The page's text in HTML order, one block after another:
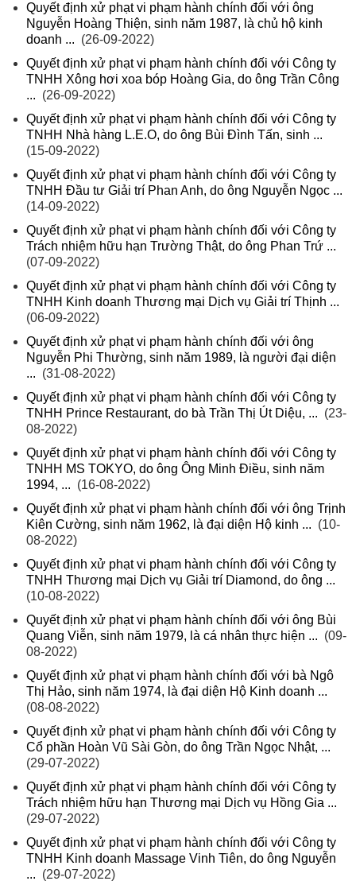
Quyết định xử phạt vi phạm hành chính đối với ông
Nguyễn Hoàng Thiện, sinh năm 1987, là chủ hộ kinh
doanh ... (26-09-2022)
Quyết định xử phạt vi phạm hành chính đối với Công ty
TNHH Xông hơi xoa bóp Hoàng Gia, do ông Trần Công
... (26-09-2022)
Quyết định xử phạt vi phạm hành chính đối với Công ty
TNHH Nhà hàng L.E.O, do ông Bùi Đình Tấn, sinh ...
(15-09-2022)
Quyết định xử phạt vi phạm hành chính đối với Công ty
TNHH Đầu tư Giải trí Phan Anh, do ông Nguyễn Ngọc ...
(14-09-2022)
Quyết định xử phạt vi phạm hành chính đối với Công ty
Trách nhiệm hữu hạn Trường Thật, do ông Phan Trứ ...
(07-09-2022)
Quyết định xử phạt vi phạm hành chính đối với Công ty
TNHH Kinh doanh Thương mại Dịch vụ Giải trí Thịnh ...
(06-09-2022)
Quyết định xử phạt vi phạm hành chính đối với ông
Nguyễn Phi Thường, sinh năm 1989, là người đại diện
... (31-08-2022)
Quyết định xử phạt vi phạm hành chính đối với Công ty
TNHH Prince Restaurant, do bà Trần Thị Út Diệu, ... (23-
08-2022)
Quyết định xử phạt vi phạm hành chính đối với Công ty
TNHH MS TOKYO, do ông Ông Minh Điều, sinh năm
1994, ... (16-08-2022)
Quyết định xử phạt vi phạm hành chính đối với ông Trịnh
Kiên Cường, sinh năm 1962, là đại diện Hộ kinh ... (10-
08-2022)
Quyết định xử phạt vi phạm hành chính đối với Công ty
TNHH Thương mại Dịch vụ Giải trí Diamond, do ông ...
(10-08-2022)
Quyết định xử phạt vi phạm hành chính đối với ông Bùi
Quang Viễn, sinh năm 1979, là cá nhân thực hiện ... (09-
08-2022)
Quyết định xử phạt vi phạm hành chính đối với bà Ngô
Thị Hảo, sinh năm 1974, là đại diện Hộ Kinh doanh ...
(08-08-2022)
Quyết định xử phạt vi phạm hành chính đối với Công ty
Cổ phần Hoàn Vũ Sài Gòn, do ông Trần Ngọc Nhật, ...
(29-07-2022)
Quyết định xử phạt vi phạm hành chính đối với Công ty
Trách nhiệm hữu hạn Thương mại Dịch vụ Hồng Gia ...
(29-07-2022)
Quyết định xử phạt vi phạm hành chính đối với Công ty
TNHH Kinh doanh Massage Vinh Tiên, do ông Nguyễn
... (29-07-2022)